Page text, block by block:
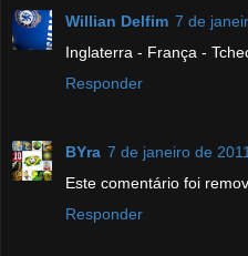
Willian Delfim 7 de
Inglaterra - França -
Responder
BYra 7 de janeiro de
Este comentário foi
Responder